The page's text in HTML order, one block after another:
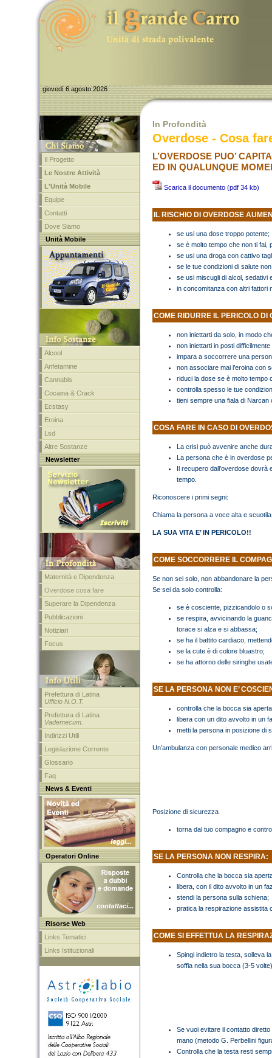
giovedì 6 agosto 2026
Il Progetto
Le Nostre Attività
L'Unità Mobile
Equipe
Contatti
Dove Siamo
Unità Mobile
Alcool
Anfetamine
Cannabis
Cocaina & Crack
Ecstasy
Eroina
Lsd
Altre Sostanze
Newsletter
Maternità e Dipendenza
Overdose cosa fare
Superare la Dipendenza
Pubblicazioni
Notiziari
Focus
Prefettura di Latina
Ufficio N.O.T.
Prefettura di Latina
Vademecum.
Indirizzi Utili
Legislazione Corrente
Glossario
Faq
News & Eventi
Operatori Online
Risorse Web
Links Tematici
Links Istituzionali
In Profondità
Overdose - Cosa
L’OVERDOSE PUO’
ED IN QUALUNQUE
Scarica il documento (pdf 34 kb)
IL RISCHIO DI OVERDOSE
se usi una dose troppo potente;
se è molto tempo che non ti fai,
se usi una droga con cattivo
se le tue condizioni di salute
se usi miscugli di alcol, sedativi
in concomitanza con altri fattori
COME RIDURRE IL PERICOLO DI
non iniettarti da solo, in modo
non iniettarti in posti
impara a soccorrere una
non associare mai l’eroina con
riduci la dose se è molto tempo
controlla spesso le tue
tieni sempre una fiala di Narcan
COSA FARE IN CASO DI
La crisi può avvenire anche
La persona che è in overdose
Il recupero dall’overdose
tempo.
Riconoscere i primi segni:
Chiama la persona a voce alta e
LA SUA VITA E’ IN PERICOLO!!
COME SOCCORRERE IL
Se non sei solo, non abbandonare la
Se sei da solo controlla:
se è cosciente, pizzicandolo o
se respira, avvicinando la
torace si alza e si abbassa;
se ha il battito cardiaco,
se la cute è di colore bluastro;
se ha attorno delle siringhe
SE LA PERSONA NON E’
controlla che la bocca sia
libera con un dito avvolto in un
metti la persona in posizione di
Un’ambulanza con personale medico
Posizione di sicurezza
torna dal tuo compagno e
SE LA PERSONA NON RESPIRA:
Controlla che la bocca sia
libera, con il dito avvolto in un
stendi la persona sulla schiena;
pratica la respirazione assistita
COME SI EFFETTUA LA
Spingi indietro la testa, solleva
soffia nella sua bocca (3-5
Se vuoi evitare il contatto
mano (metodo G. Perbellini
Controlla che la testa resti